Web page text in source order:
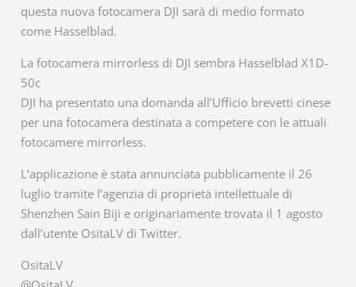
questa nuova fotocamera DJI sarà di medio formato
come Hasselblad.
La fotocamera mirrorless di DJI sembra Hasselblad X1D-
50c
DJI ha presentato una domanda all’Ufficio brevetti cinese
per una fotocamera destinata a competere con le attuali
fotocamere mirrorless.
L’applicazione è stata annunciata pubblicamente il 26
luglio tramite l’agenzia di proprietà intellettuale di
Shenzhen Sain Biji e originariamente trovata il 1 agosto
dall’utente OsitaLV di Twitter.
OsitaLV